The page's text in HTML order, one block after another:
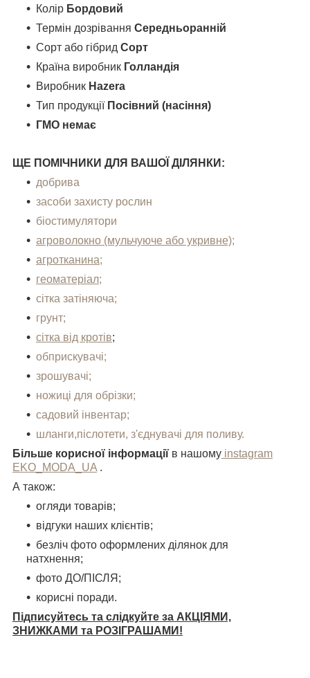
Колір Бордовий
Термін дозрівання Середньоранній
Сорт або гібрид Сорт
Країна виробник Голландія
Виробник Hazera
Тип продукції Посівний (насіння)
ГМО немає
ЩЕ ПОМІЧНИКИ ДЛЯ ВАШОЇ ДІЛЯНКИ:
добрива
засоби захисту рослин
біостимулятори
агроволокно (мульчуюче або укривне);
агротканина;
геоматеріал;
сітка затіняюча;
грунт;
сітка від кротів;
обприскувачі;
зрошувачі;
ножиці для обрізки;
садовий інвентар;
шланги,післотети, з'єднувачі для поливу.
Більше корисної інформації в нашому instagram
EKO_MODA_UA .
А також:
огляди товарів;
відгуки наших клієнтів;
безліч фото оформлених ділянок для
натхнення;
фото ДО/ПІСЛЯ;
корисні поради.
Підписуйтесь та слідкуйте за АКЦІЯМИ,
ЗНИЖКАМИ та РОЗІГРАШАМИ!